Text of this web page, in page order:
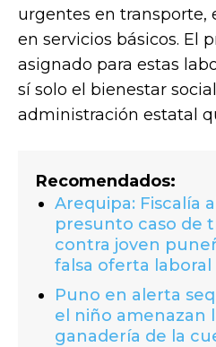
urgentes en transporte,
en servicios básicos. El
asignado para estas
sí solo el bienestar
administración estatal
Recomendados:
Arequipa: Fiscalía
presunto caso de
contra joven
falsa oferta laboral
Puno en alerta
el niño amenazan
ganadería de la